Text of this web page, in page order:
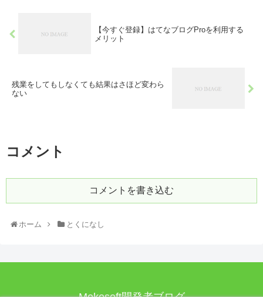
【今すぐ登録】はてなブログProを利用する
メリット
残業をしてもしなくても結果はさほど変わら
ない
コメント
コメントを書き込む
ホーム とくになし
Mokosoft開発者ブログ